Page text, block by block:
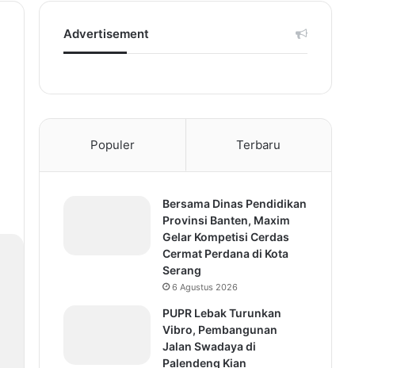
Advertisement
Populer Terbaru
Bersama Dinas Pendidikan
Provinsi Banten, Maxim
Gelar Kompetisi Cerdas
Cermat Perdana di Kota
Serang
6 Agustus 2026
PUPR Lebak Turunkan
Vibro, Pembangunan
Jalan Swadaya di
Palendeng Kian